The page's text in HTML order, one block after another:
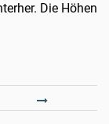
Die Höhen